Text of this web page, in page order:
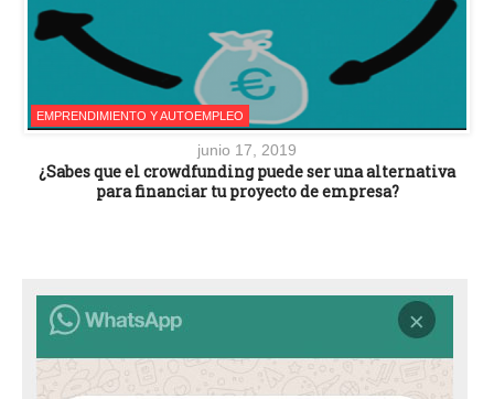
EMPRENDIMIENTO Y AUTOEMPLEO
junio 17, 2019
¿Sabes que el crowdfunding puede ser una alternativa
para financiar tu proyecto de empresa?